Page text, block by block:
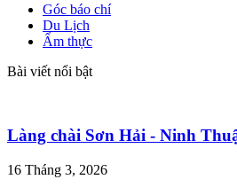
Góc báo chí
Du Lịch
Ẩm thực
Bài viết nổi bật
Làng chài Sơn Hải - Ninh
16 Tháng 3, 2026